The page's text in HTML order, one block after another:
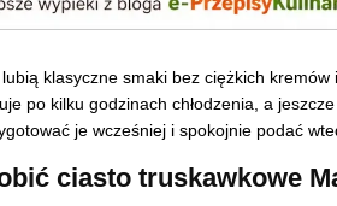
klasyczne smaki bez ciężkich kremów
po kilku godzinach chłodzenia, a
je wcześniej i spokojnie podać
ciasto truskawkowe